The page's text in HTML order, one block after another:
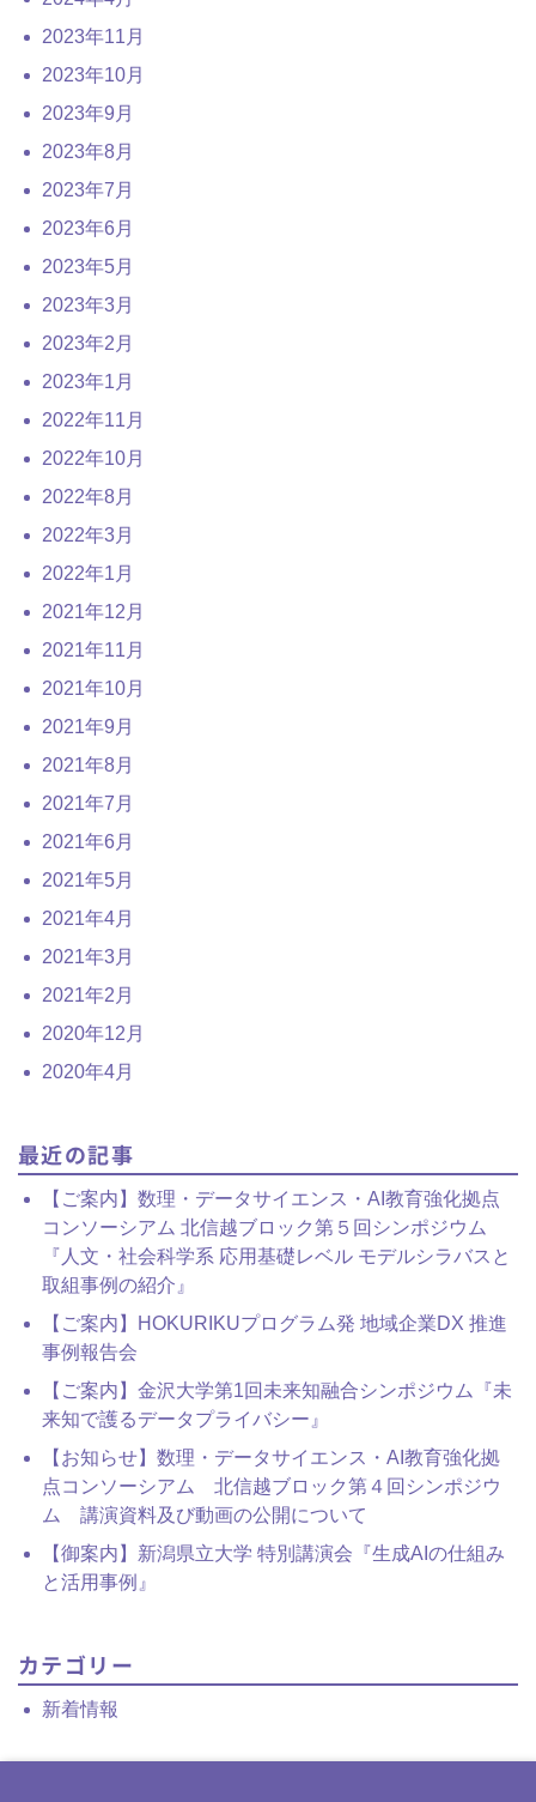
2023年11月
2023年10月
2023年9月
2023年8月
2023年7月
2023年6月
2023年5月
2023年3月
2023年2月
2023年1月
2022年11月
2022年10月
2022年8月
2022年3月
2022年1月
2021年12月
2021年11月
2021年10月
2021年9月
2021年8月
2021年7月
2021年6月
2021年5月
2021年4月
2021年3月
2021年2月
2020年12月
2020年4月
最近の記事
【ご案内】数理・データサイエンス・AI教育強化拠点
コンソーシアム 北信越ブロック第５回シンポジウム
『⼈⽂・社会科学系 応⽤基礎レベル モデルシラバスと
取組事例の紹介』
【ご案内】HOKURIKUプログラム発 地域企業DX 推進
事例報告会
【ご案内】金沢大学第1回未来知融合シンポジウム『未
来知で護るデータプライバシー』
【お知らせ】数理・データサイエンス・AI教育強化拠
点コンソーシアム 北信越ブロック第４回シンポジウ
ム 講演資料及び動画の公開について
【御案内】新潟県立大学 特別講演会『生成AIの仕組み
と活用事例』
カテゴリー
新着情報